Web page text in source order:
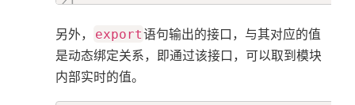
export default var a = 1
// 正确
另外， export语句输出的接口，与其对应的值
是动态绑定关系，即通过该接口，可以取到模块
内部实时的值。